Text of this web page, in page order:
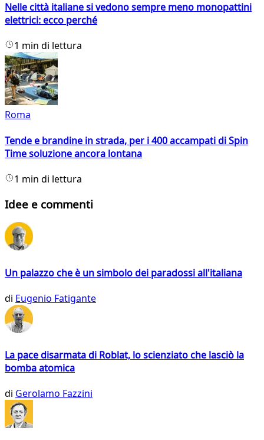
Nelle città italiane si vedono sempre meno monopattini
elettrici: ecco perché
1 min di lettura
Roma
Tende e brandine in strada, per i 400 accampati di Spin
Time soluzione ancora lontana
1 min di lettura
Idee e commenti
Un palazzo che è un simbolo dei paradossi all'italiana
di Eugenio Fatigante
La pace disarmata di Roblat, lo scienziato che lasciò la
bomba atomica
di Gerolamo Fazzini